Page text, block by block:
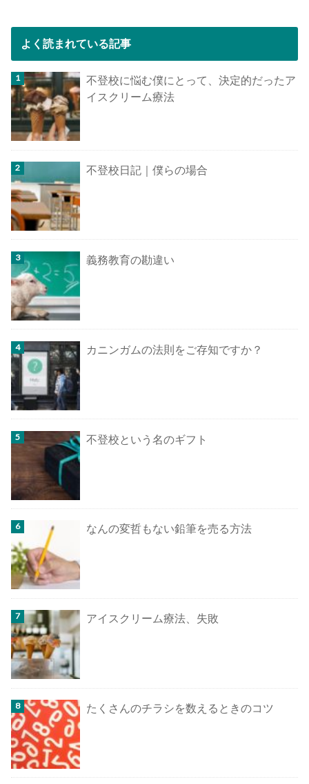
よく読まれている記事
不登校に悩む僕にとって、決定的だったア
イスクリーム療法
不登校日記｜僕らの場合
義務教育の勘違い
カニンガムの法則をご存知ですか？
不登校という名のギフト
なんの変哲もない鉛筆を売る方法
アイスクリーム療法、失敗
たくさんのチラシを数えるときのコツ